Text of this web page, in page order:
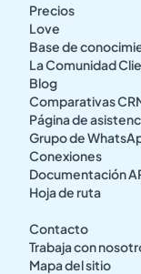
Precios
Love
Base de
La Comunidad
Blog
Comparativas
Página de
Grupo de
Conexiones
Documentación
Hoja de ruta
Contacto
Trabaja con
Mapa del sitio